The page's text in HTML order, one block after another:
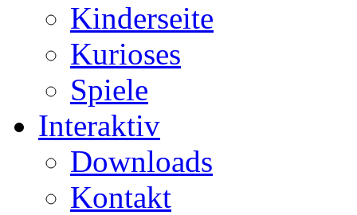
Kinderseite
Kurioses
Spiele
Interaktiv
Downloads
Kontakt